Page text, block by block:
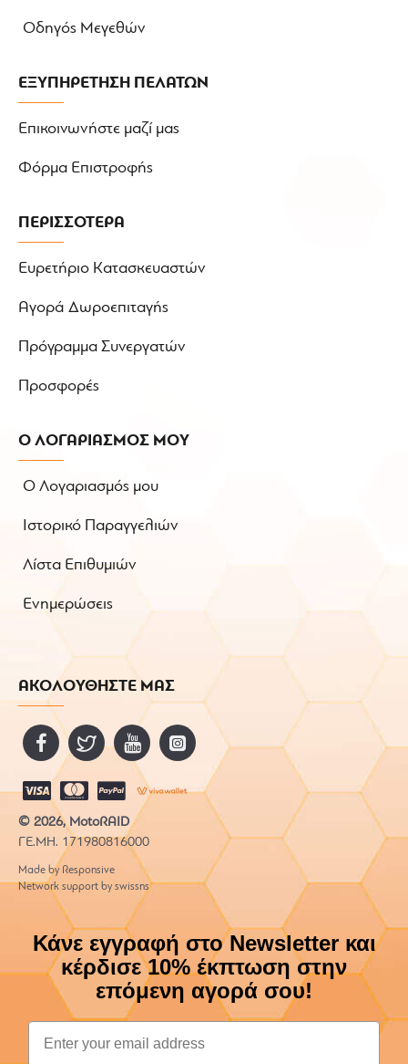
Οδηγός Μεγεθών
ΕΞΥΠΗΡΕΤΗΣΗ ΠΕΛΑΤΩΝ
Επικοινωνήστε μαζί μας
Φόρμα Επιστροφής
ΠΕΡΙΣΣΟΤΕΡΑ
Ευρετήριο Κατασκευαστών
Αγορά Δωροεπιταγής
Πρόγραμμα Συνεργατών
Προσφορές
Ο ΛΟΓΑΡΙΑΣΜΟΣ ΜΟΥ
Ο Λογαριασμός μου
Ιστορικό Παραγγελιών
Λίστα Επιθυμιών
Ενημερώσεις
ΑΚΟΛΟΥΘΗΣΤΕ ΜΑΣ
© 2026, MotoRAID
ΓΕ.ΜΗ. 171980816000
Made by Responsive
Network support by swissns
Κάνε εγγραφή στο Newsletter και
κέρδισε 10% έκπτωση στην
επόμενη αγορά σου!
Email